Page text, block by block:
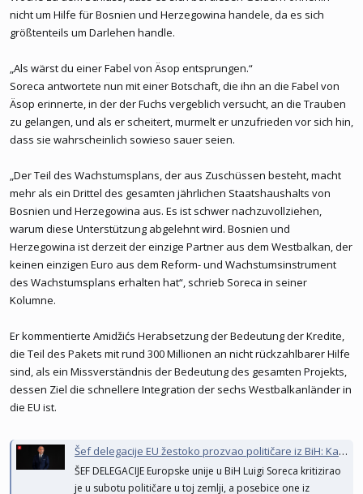
Dodik ansicht als Mensch hasst keine Muslime Bosniaken, er gibt
versucht anzugreifen , ständig denkt man sich was neues aus.
Stell dir vor Belgrad wäre in der Lage mit einem Präsentant wie
Schnidt im Rücken Kosovo stück für stück seine Autonomie(für
euch Republik) zu kürzen, mal passt das wappen nicht , wird
verboten, dann die Kosovo Spezial Force passt nicht , verbieten,
abzuschaffen , und dodik kam halt und sagte STOP, bis hier hin
und nicht weiter.
So in etwa kannste das vergleichen wenn ein Albaner kommen
würde und sagt STOP, keiner wird mehr rechte der ks albaner
einziehen. Für kroatische und muslimische nationalsten wird das
fälschlicherweise dann so hingestellt das dodik unruhe stiftet,
faschist ist (siehe ivo mit seinen ständigen beleidigungen). Da
mit Abspaltung droht.
Sag mir ein Volk auf der Welt welche an stelle der RS ständig
Angriffe und Drohungen hinnehmen würde welche ihre Autonomie
schwächt?
nicht um Hilfe für Bosnien und Herzegowina handele, da es sich
größtenteils um Darlehen handle.
„Als wärst du einer Fabel von Äsop entsprungen.“
Soreca antwortete nun mit einer Botschaft, die ihn an die Fabel von
Äsop erinnerte, in der der Fuchs vergeblich versucht, an die Trauben
zu gelangen, und als er scheitert, murmelt er unzufrieden vor sich hin,
dass sie wahrscheinlich sowieso sauer seien.
„Der Teil des Wachstumsplans, der aus Zuschüssen besteht, macht
mehr als ein Drittel des gesamten jährlichen Staatshaushalts von
Bosnien und Herzegowina aus. Es ist schwer nachzuvollziehen,
warum diese Unterstützung abgelehnt wird. Bosnien und
Herzegowina ist derzeit der einzige Partner aus dem Westbalkan, der
keinen einzigen Euro aus dem Reform- und Wachstumsinstrument
des Wachstumsplans erhalten hat“, schrieb Soreca in seiner
Kolumne.
Er kommentierte Amidžićs Herabsetzung der Bedeutung der Kredite,
die Teil des Pakets mit rund 300 Millionen an nicht rückzahlbarer Hilfe
sind, als ein Missverständnis der Bedeutung des gesamten Projekts,
dessen Ziel die schnellere Integration der sechs Westbalkanländer in
die EU ist.
Šef delegacije EU žestoko prozvao političare iz BiH: Kao da su iz Ezopove basne
ŠEF DELEGACIJE Europske unije u BiH Luigi Soreca kritizirao
je u subotu političare u toj zemlji, a posebice one iz